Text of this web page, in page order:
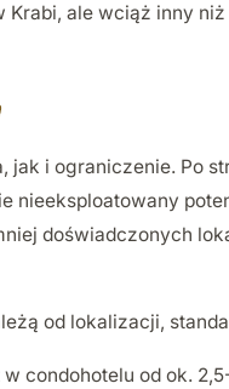
Krabi, ale wciąż inny
i ograniczenie. Po
nieeksploatowany
doświadczonych
od lokalizacji,
condohotelu od ok.